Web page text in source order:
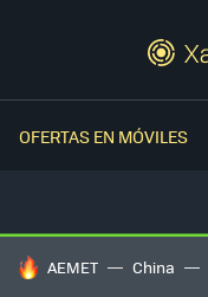
OFERTAS EN MÓVILES
HOY SE HABLA DE
AEMET China